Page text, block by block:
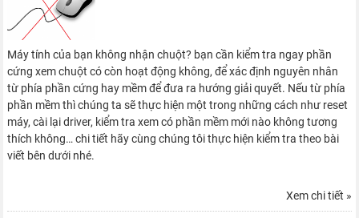
Máy tính của bạn không nhận chuột? bạn cần kiểm tra ngay phần
cứng xem chuột có còn hoạt động không, để xác định nguyên nhân
từ phía phần cứng hay mềm để đưa ra hướng giải quyết. Nếu từ phía
phần mềm thì chúng ta sẽ thực hiện một trong những cách như reset
máy, cài lại driver, kiểm tra xem có phần mềm mới nào không tương
thích không… chi tiết hãy cùng chúng tôi thực hiện kiểm tra theo bài
viết bên dưới nhé.
Xem chi tiết »